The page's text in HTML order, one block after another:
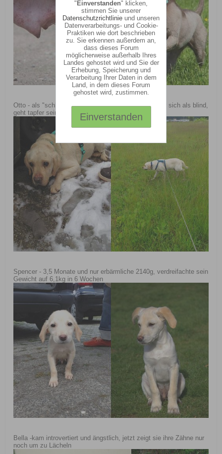
Otto - als "schlechtsichtig" angekündigt, entpuppte er sich als blind,
geht tapfer seinen Weg
Spencer - 3,5 Monate und nur erbärmliche 2140g, verdreifachte sein
Gewicht auf 6,1kg in 6 Wochen
Bella -kam introvertiert und ängstlich, jetzt zeigt sie ihre Zähne nur
noch um zu Lächeln
"Einverstanden" klicken,
stimmen Sie unserer
Datenschutzrichtlinie und unseren
Datenverarbeitungs- und Cookie-
Praktiken wie dort beschrieben
zu. Sie erkennen außerdem an,
dass dieses Forum
möglicherweise außerhalb Ihres
Landes gehostet wird und Sie der
Erhebung, Speicherung und
Verarbeitung Ihrer Daten in dem
Land, in dem dieses Forum
gehostet wird, zustimmen.
Einverstanden